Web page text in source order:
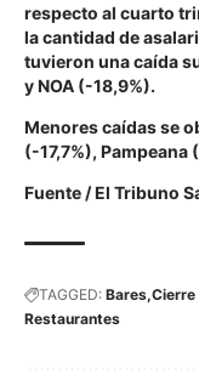
respecto al cuarto
la cantidad de
tuvieron una caída
y NOA (-18,9%).
Menores caídas se
(-17,7%), Pampeana
Fuente / El Tribuno
TAGGED: Bares Cierre
Restaurantes